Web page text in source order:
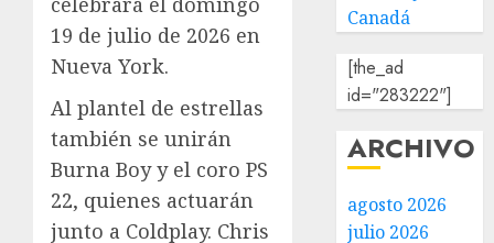
19 de julio de 2026 en
Nueva York.
Al plantel de estrellas
también se unirán
Burna Boy y el coro PS
22, quienes actuarán
junto a Coldplay. Chris
Canadá
[the_ad
id="283222"]
ARCHIVO
agosto 2026
julio 2026